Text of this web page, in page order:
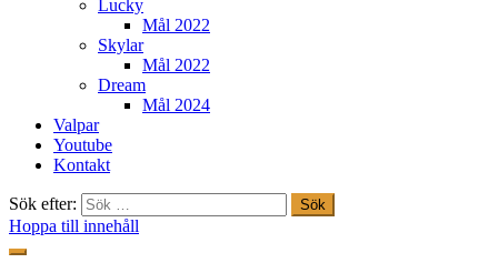
Lucky
Mål 2022
Skylar
Mål 2022
Dream
Mål 2024
Valpar
Youtube
Kontakt
Sök efter:
Hoppa till innehåll